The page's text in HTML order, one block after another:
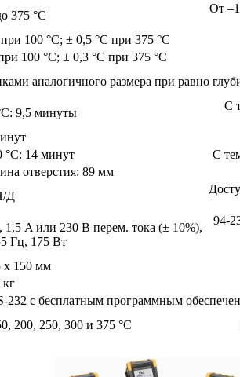
375 °C
От
100 °C; ± 0,5 °C при 375 °C
100 °C; ± 0,3 °C при 375 °C
аналогичного размера при равно
9,5 минуты
С
°C: 14 минут
С
отверстия: 89 мм
Д
A или 230 В перем. тока (± 10%),
Гц, 175 Вт
94-
x 150 мм
кг
232 с бесплатным программным
200, 250, 300 и 375 °C